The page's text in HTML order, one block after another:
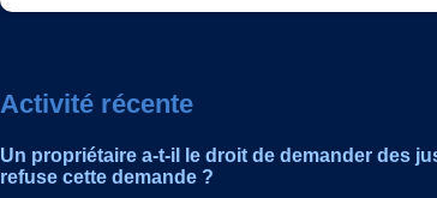
Activité récente
Un propriétaire a-t-il le droit de demander des
refuse cette demande ?